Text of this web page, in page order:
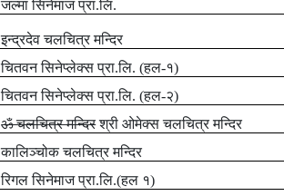
जल्मा सिनेमाज प्रा.लि.
इन्द्रदेव चलचित्र मन्दिर
चितवन सिनेप्लेक्स प्रा.लि. (हल-१)
चितवन सिनेप्लेक्स प्रा.लि. (हल-२)
ॐ चलचित्र मन्दिर श्री ओमेक्स चलचित्र मन्दिर
कालिञ्चोक चलचित्र मन्दिर
रिगल सिनेमाज प्रा.लि.(हल १)